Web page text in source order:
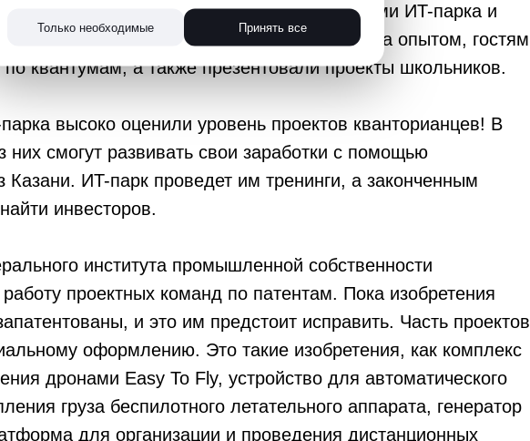
прошла встреча с представителями ИT-парка и
Мероприятие прошло в рамках обмена опытом, гостям
по квантумам, а также презентовали проекты школьников.
высоко оценили уровень проектов кванторианцев! В
смогут развивать свои заработки с помощью
Казани. ИT-парк проведет им тренинги, а законченным
инвесторов.
института промышленной собственности
проектных команд по патентам. Пока изобретения
и это им предстоит исправить. Часть проектов
оформлению. Это такие изобретения, как комплекс
дронами Easy To Fly, устройство для автоматического
груза беспилотного летательного аппарата, генератор
для организации и проведения дистанционных
Только необходимые Принять все